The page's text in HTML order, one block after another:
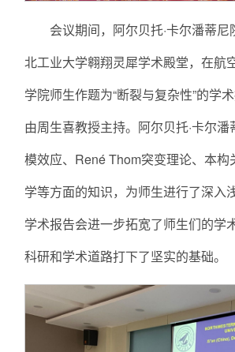
会议期间，阿尔贝托·卡尔潘蒂
北工业大学翱翔灵犀学术殿堂，在航
学院师生作题为“断裂与复杂性”的学
由周生喜教授主持。阿尔贝托·卡尔
模效应、René Thom突变理论、本构
学等方面的知识，为师生进行了深入
学术报告会进一步拓宽了师生们的学
科研和学术道路打下了坚实的基础。